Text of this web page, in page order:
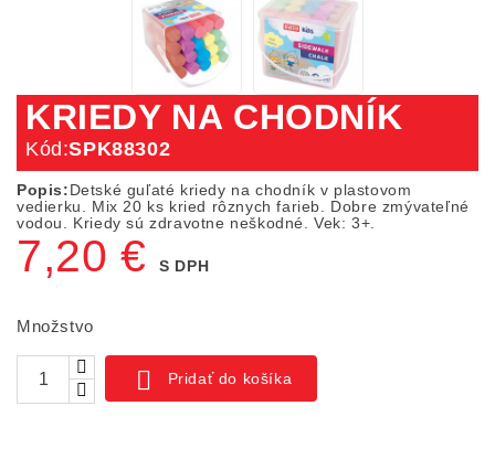
KRIEDY NA CHODNÍK
Kód:SPK88302
Popis:Detské guľaté kriedy na chodník v plastovom
vedierku. Mix 20 ks kried rôznych farieb. Dobre zmývateľné
vodou. Kriedy sú zdravotne neškodné. Vek: 3+.
7,20 € S DPH
Množstvo
 Pridať do košíka